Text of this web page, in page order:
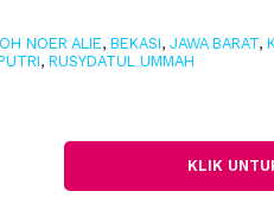
NOER ALIE, BEKASI, JAWA BARAT,
, RUSYDATUL UMMAH
KLIK